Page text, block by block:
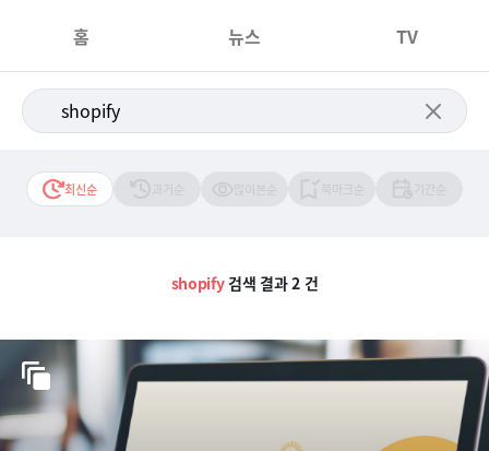
홈 뉴스 TV
최신순
shopify검색 결과 2 건